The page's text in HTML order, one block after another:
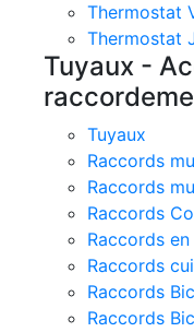
Thermostat
Thermostat
Tuyaux -
Tuyaux
Raccords
Raccords
Raccords
Raccords
Raccords
Raccords
Raccords